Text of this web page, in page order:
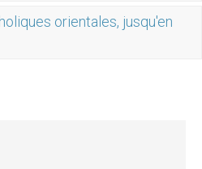
orientales, jusqu'en